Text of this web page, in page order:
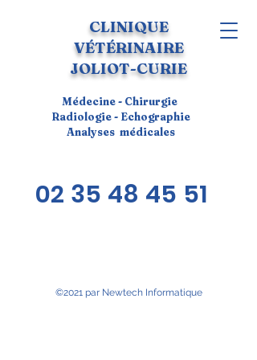
CLINIQUE
VÉTÉRINAIRE
JOLIOT-CURIE
Médecine - Chirurgie
Radiologie - Echographie
Analyses médicales
02 35 48 45 51
©2021 par Newtech Informatique